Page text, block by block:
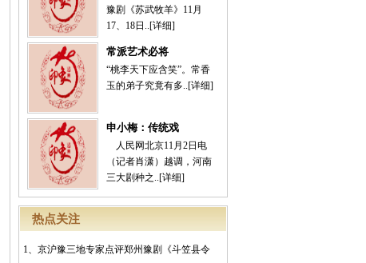
豫剧《苏武牧羊》11月
17、18日..[详细]
常派艺术必将
“桃李天下应含笑”。常香
玉的弟子究竟有多..[详细]
申小梅：传统戏
人民网北京11月2日电
（记者肖潇）越调，河南
三大剧种之..[详细]
热点关注
1、 京沪豫三地专家点评郑州豫剧《斗笠县令